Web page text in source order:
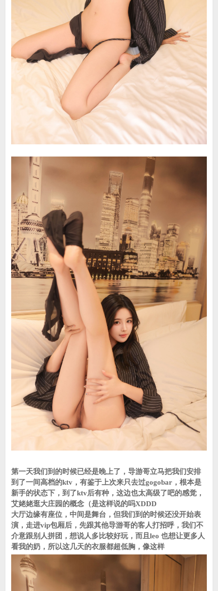
第一天我们到的时候已经是晚上了，导游哥立马把我们安排
到了一间高档的ktv，有鉴于上次来只去过gogobar，根本是
新手的状态下，到了ktv后有种，这边也太高级了吧的感觉，
艾姥姥逛大庄园的概念（是这样说的吗XDDD
大厅边缘有座位，中间是舞台，但我们到的时候还没开始表
演，走进vip包厢后，先跟其他导游哥的客人打招呼，我们不
介意跟别人拼团，想说人多比较好玩，而且leo 也想让更多人
看我的奶，所以这几天的衣服都超低胸，像这样